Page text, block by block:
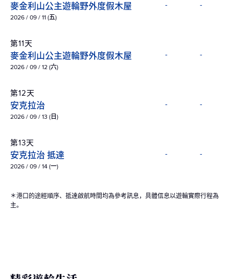
麥金利山公主遊輪野外度假木屋
2026 / 09 / 11 (五)
- -
第11天
麥金利山公主遊輪野外度假木屋
2026 / 09 / 12 (六)
- -
第12天
安克拉治
2026 / 09 / 13 (日)
- -
第13天
安克拉治 抵達
2026 / 09 / 14 (一)
- -
＊港口的途經順序、抵達啟航時間均為參考訊息，具體信息以遊輪實際行程為
主。